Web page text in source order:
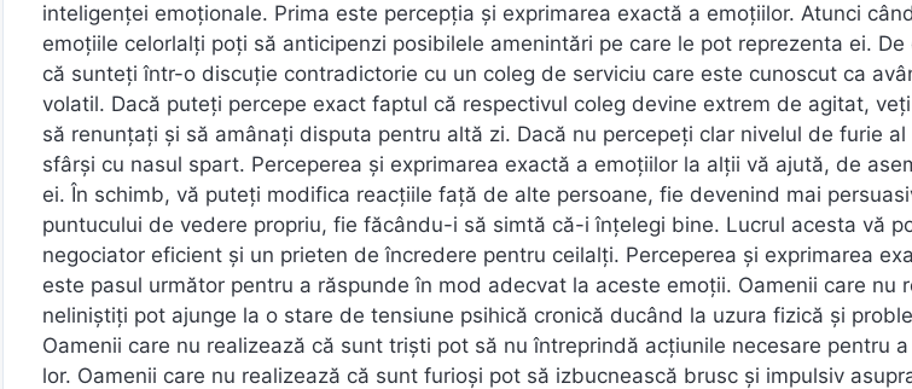
inteligenței emoționale. Prima este percepția și exprimarea exactă a emoțiilor. Atunci
emoțiile celorlalți poți să anticipenzi posibilele amenintări pe care le pot reprezenta ei.
că sunteți într-o discuție contradictorie cu un coleg de serviciu care este cunoscut ca
volatil. Dacă puteți percepe exact faptul că respectivul coleg devine extrem de agitat,
să renunțați și să amânați disputa pentru altă zi. Dacă nu percepeți clar nivelul de furie
sfârși cu nasul spart. Perceperea și exprimarea exactă a emoțiilor la alții vă ajută, de
ei. În schimb, vă puteți modifica reacțiile față de alte persoane, fie devenind mai
puntucului de vedere propriu, fie făcându-i să simtă că-i înțelegi bine. Lucrul acesta vă
negociator eficient și un prieten de încredere pentru ceilalți. Perceperea și exprimarea
este pasul următor pentru a răspunde în mod adecvat la aceste emoții. Oamenii care nu
neliniștiți pot ajunge la o stare de tensiune psihică cronică ducând la uzura fizică și
Oamenii care nu realizează că sunt triști pot să nu întreprindă acțiunile necesare pentru
lor. Oamenii care nu realizează că sunt furioși pot să izbucnească brusc și impulsiv